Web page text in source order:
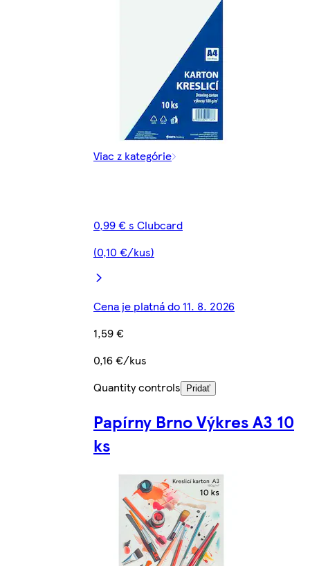
Viac z kategórie
0,99 € s Clubcard
(0,10 €/kus)
Cena je platná do 11. 8. 2026
1,59 €
0,16 €/kus
Quantity controls
Pridať
Papírny Brno Výkres A3 10
ks